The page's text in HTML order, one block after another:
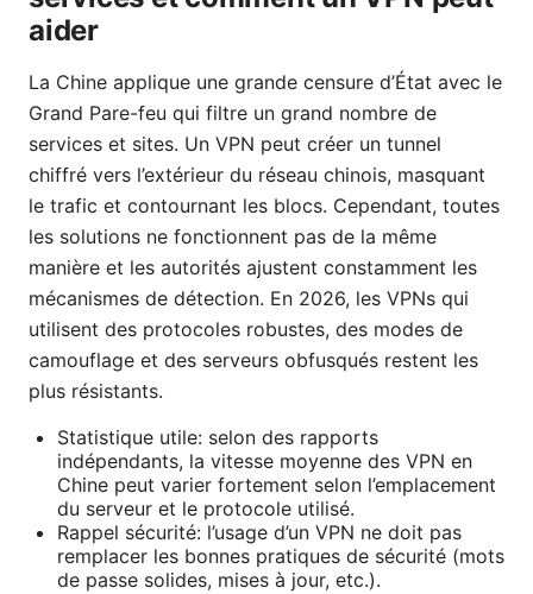
aider
La Chine applique une grande censure d’État avec le
Grand Pare-feu qui filtre un grand nombre de
services et sites. Un VPN peut créer un tunnel
chiffré vers l’extérieur du réseau chinois, masquant
le trafic et contournant les blocs. Cependant, toutes
les solutions ne fonctionnent pas de la même
manière et les autorités ajustent constamment les
mécanismes de détection. En 2026, les VPNs qui
utilisent des protocoles robustes, des modes de
camouflage et des serveurs obfusqués restent les
plus résistants.
Statistique utile: selon des rapports
indépendants, la vitesse moyenne des VPN en
Chine peut varier fortement selon l’emplacement
du serveur et le protocole utilisé.
Rappel sécurité: l’usage d’un VPN ne doit pas
remplacer les bonnes pratiques de sécurité (mots
de passe solides, mises à jour, etc.).